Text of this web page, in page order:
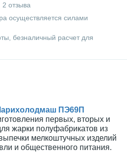
2 отзыва
осуществляется силами
безналичный расчет для
ПЭ69П
первых, вторых и
жарки полуфабрикатов из
мелкоштучных изделий
и общественного питания.